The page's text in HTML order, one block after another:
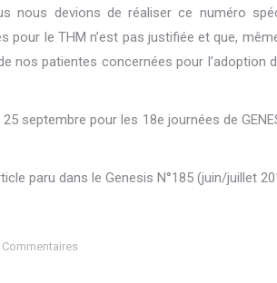
nous devions de réaliser ce numéro
le THM n’est pas justifiée et que,
nos patientes concernées pour l’adoption
septembre pour les 18e journées de
paru dans le Genesis N°185 (juin/juillet
Commentaires